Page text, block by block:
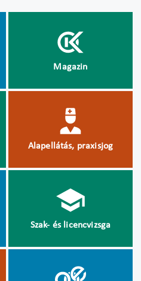
Magazin
Alapellátás, praxisjog
Szak- és licencvizsga